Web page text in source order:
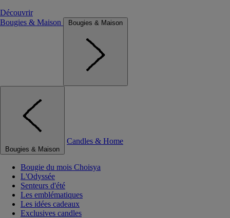
Découvrir
Bougies & Maison
Bougies & Maison
Bougies & Maison
Candles & Home
Bougie du mois Choisya
L'Odyssée
Senteurs d'été
Les emblématiques
Les idées cadeaux
Exclusives candles